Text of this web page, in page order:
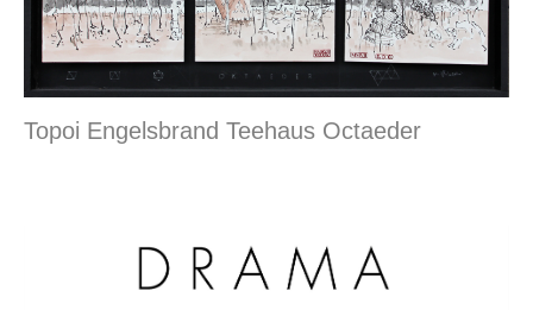
Topoi Engelsbrand Teehaus Octaeder